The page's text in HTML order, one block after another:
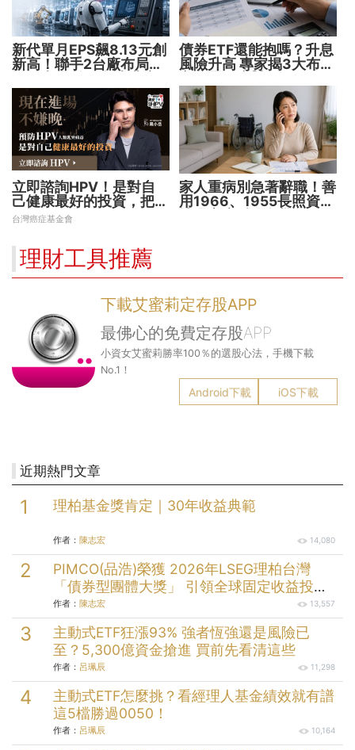
新代單月EPS飆8.13元創
新高！聯手2台廠布局機
機
債券ETF還能抱嗎？升息
風險升高 專家揭3大布局
立即諮詢HPV！是對自
己健康最好的投資，把握
現在不嫌晚！
台灣癌症基金會
家人重病別急著辭職！善
用1966、1955長照資源
理財工具推薦
下載艾蜜莉定存股APP
最佛心的免費定存股APP
小資女艾蜜莉勝率100％的選股心法，手機下載
No.1！
Android下載 iOS下載
近期熱門文章
理柏基金獎肯定｜30年收益典範
作者： 陳志宏 14,080
PIMCO(品浩)榮獲 2026年LSEG理柏台灣
「債券型團體大獎」 引領全球固定收益投資
逾半世紀的投資實力
作者： 陳志宏 13,557
主動式ETF狂漲93% 強者恆強還是風險已
至？5,300億資金搶進 買前先看清這些
作者： 呂珮辰 11,298
主動式ETF怎麼挑？看經理人基金績效就有譜
這5檔勝過0050！
作者： 呂珮辰 10,164